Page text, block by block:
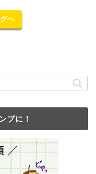
へ
プに！